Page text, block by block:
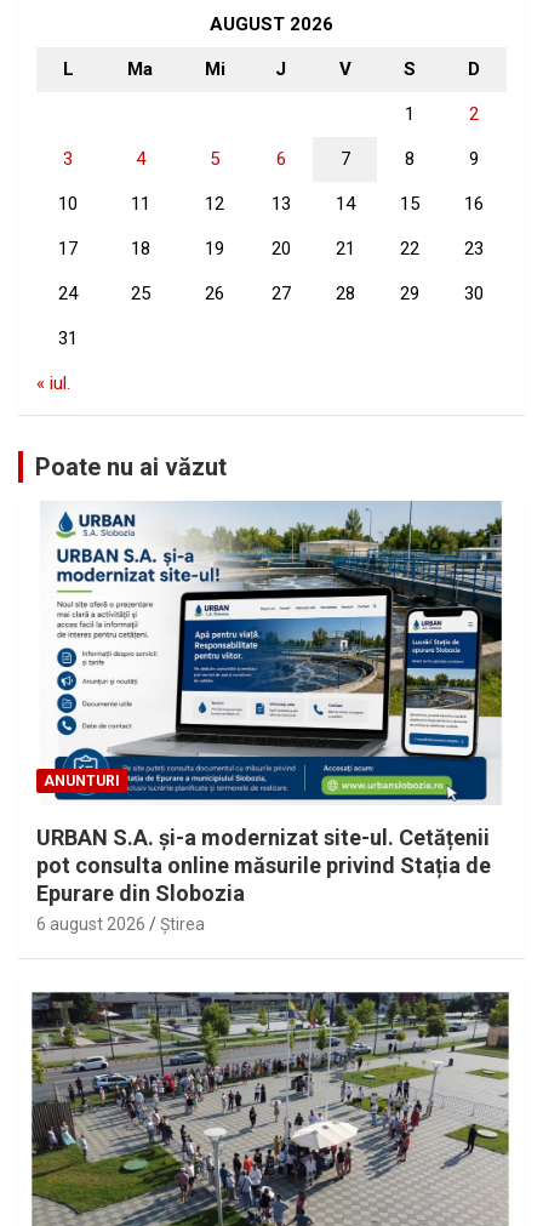
AUGUST 2026
L Ma Mi J V S D
1 2
3 4 5 6 7 8 9
10 11 12 13 14 15 16
17 18 19 20 21 22 23
24 25 26 27 28 29 30
31
« iul.
Poate nu ai văzut
ANUNTURI
URBAN S.A. și-a modernizat site-ul. Cetățenii
pot consulta online măsurile privind Stația de
Epurare din Slobozia
6 august 2026 Ştirea